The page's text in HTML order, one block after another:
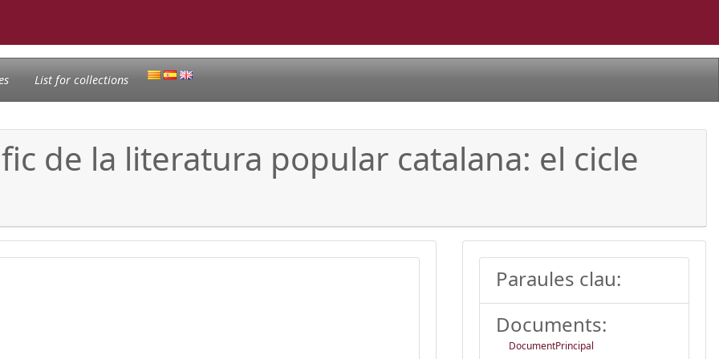
List for collections
de la literatura popular catalana: el cicle
Paraules clau:
Documents:
DocumentPrincipal